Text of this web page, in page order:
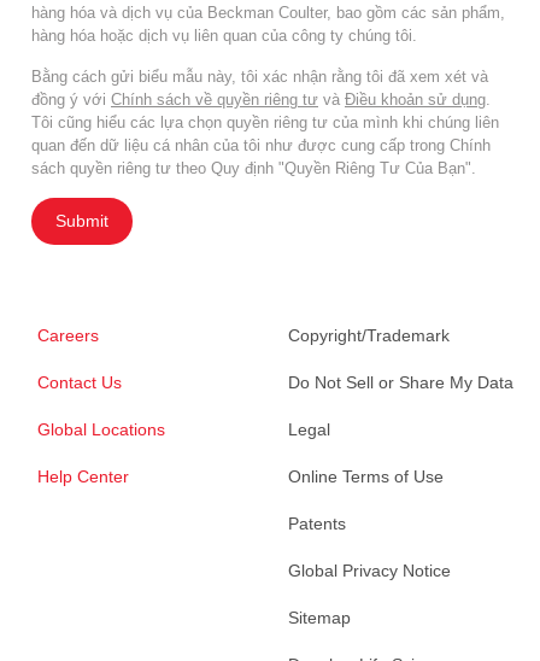
hàng hóa và dịch vụ của Beckman Coulter, bao gồm các sản phẩm,
hàng hóa hoặc dịch vụ liên quan của công ty chúng tôi.
Bằng cách gửi biểu mẫu này, tôi xác nhận rằng tôi đã xem xét và
đồng ý với Chính sách về quyền riêng tư và Điều khoản sử dụng
Tôi cũng hiểu các lựa chọn quyền riêng tư của mình khi chúng liên
quan đến dữ liệu cá nhân của tôi như được cung cấp trong Chính
sách quyền riêng tư theo Quy định "Quyền Riêng Tư Của Bạn".
Submit
Careers
Contact Us
Global Locations
Help Center
Copyright/Trademark
Do Not Sell or Share My Data
Legal
Online Terms of Use
Patents
Global Privacy Notice
Sitemap